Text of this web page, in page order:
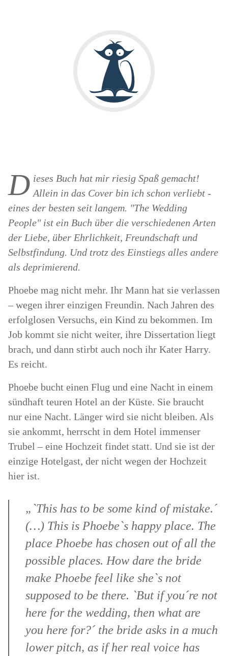
D ieses Buch hat mir riesig Spaß gemacht!
Allein in das Cover bin ich schon verliebt -
eines der besten seit langem. "The Wedding
People" ist ein Buch über die verschiedenen Arten
der Liebe, über Ehrlichkeit, Freundschaft und
Selbstfindung. Und trotz des Einstiegs alles andere
als deprimierend.
Phoebe mag nicht mehr. Ihr Mann hat sie verlassen
– wegen ihrer einzigen Freundin. Nach Jahren des
erfolglosen Versuchs, ein Kind zu bekommen. Im
Job kommt sie nicht weiter, ihre Dissertation liegt
brach, und dann stirbt auch noch ihr Kater Harry.
Es reicht.
Phoebe bucht einen Flug und eine Nacht in einem
sündhaft teuren Hotel an der Küste. Sie braucht
nur eine Nacht. Länger wird sie nicht bleiben. Als
sie ankommt, herrscht in dem Hotel immenser
Trubel – eine Hochzeit findet statt. Und sie ist der
einzige Hotelgast, der nicht wegen der Hochzeit
hier ist.
„`This has to be some kind of mistake.´
(…) This is Phoebe`s happy place. The
place Phoebe has chosen out of all the
possible places. How dare the bride
make Phoebe feel like she`s not
supposed to be there. `But if you´re not
here for the wedding, then what are
you here for?´ the bride asks in a much
lower pitch, as if her real voice has